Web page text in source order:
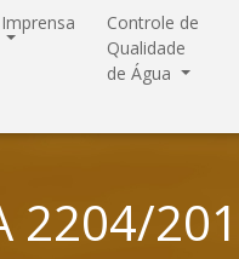
Imprensa
Controle de
Qualidade
de Água
2204/